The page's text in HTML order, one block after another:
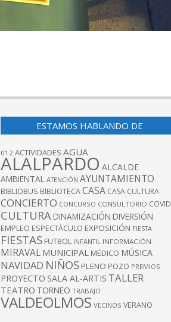
ESTAMOS HABLANDO DE
012 ACTIVIDADES AGUA
ALALPARDO ALCALDE
AMBIENTAL ATENCIÓN AYUNTAMIENTO
BIBLIOBUS BIBLIOTECACASA CASA CULTURA
CONCIERTO CONCURSO CONSULTORIO COVID
CULTURA DINAMIZACIÓN DIVERSIÓN
EMPLEO ESPECTÁCULO EXPOSICIÓN FIESTA
FIESTAS FUTBOL INFANTIL INFORMACIÓN
MIRAVAL MUNICIPAL MÉDICO MÚSICA
NAVIDAD NIÑOS PLENO POZO PREMIOS
PROYECTO SALA AL-ARTIS TALLER
TEATRO TORNEO TRABAJO
VALDEOLMOS VECINOS VERANO